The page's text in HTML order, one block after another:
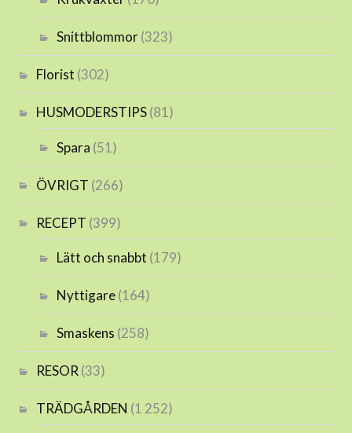
Snittblommor(323)
Florist (302)
HUSMODERSTIPS(81)
Spara (51)
ÖVRIGT (266)
RECEPT (399)
Lätt och snabbt (179)
Nyttigare(164)
Smaskens (258)
RESOR (33)
TRÄDGÅRDEN (1 252)